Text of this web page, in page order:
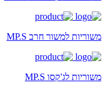
משוריות למשור חרב MP.S
משוריות לג'קסו MP.S